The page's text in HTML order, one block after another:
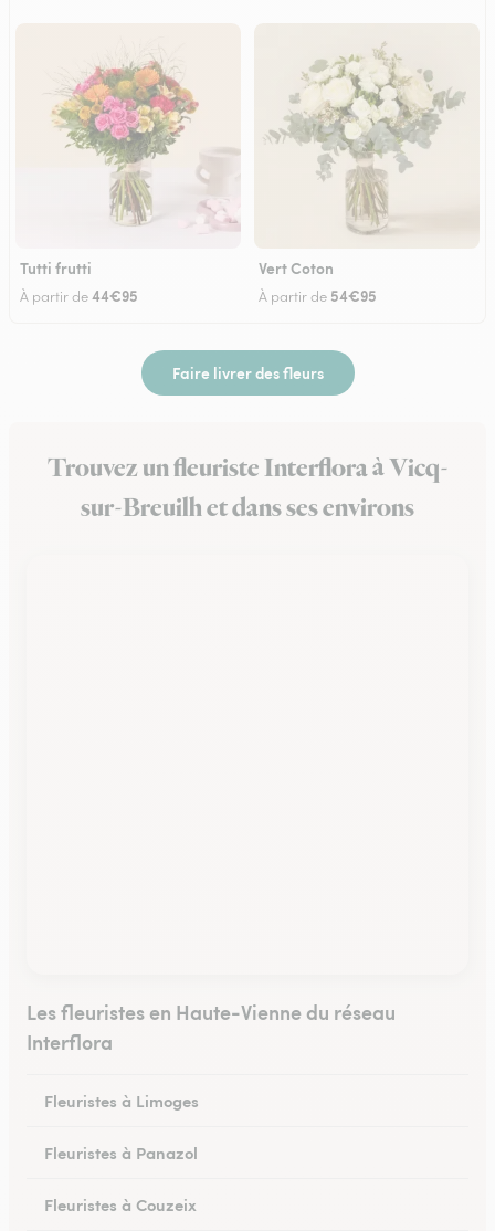
Tutti frutti
À partir de44€95
Vert Coton
À partir de 54€95
Faire livrer des fleurs
Trouvez un fleuriste Interflora à Vicq-
sur-Breuilh et dans ses environs
Les fleuristes en Haute-Vienne du réseau
Interflora
Fleuristes à Limoges
Fleuristes à Panazol
Fleuristes à Couzeix